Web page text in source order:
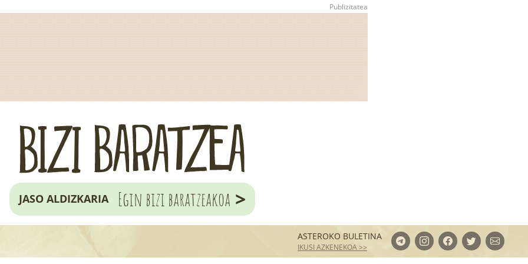
JASO ALDIZKARIA Egin bizi baratzeakoa >
ASTEROKO BULETINA
IKUSI AZKENEKOA >>